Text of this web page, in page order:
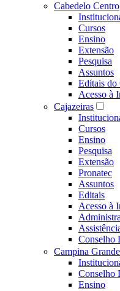
Cabedelo Centro
Cursos
Ensino
Extensão
Pesquisa
Assuntos
Editais do
Acesso à
Cajazeiras
Cursos
Ensino
Pesquisa
Extensão
Pronatec
Assuntos
Editais
Acesso à
Conselho
Campina Grande
Conselho
Ensino